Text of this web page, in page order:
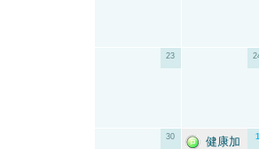
23
30 1
健康加